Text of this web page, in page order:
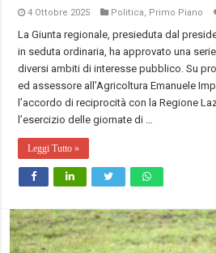
4 Ottobre 2025 Politica, Primo Piano
La Giunta regionale, presieduta dal
in seduta ordinaria, ha approvato una
diversi ambiti di interesse pubblico. Su
ed assessore all’Agricoltura Emanuele
l’accordo di reciprocità con la Regione
l’esercizio delle giornate di …
Leggi Tutto »